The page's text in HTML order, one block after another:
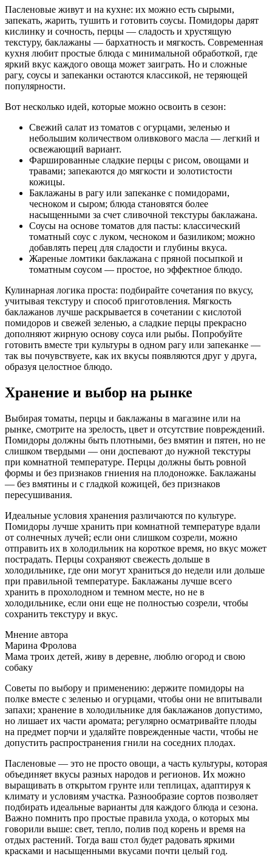
Пасленовые живут и на кухне: их можно есть сырыми,
запекать, жарить, тушить и готовить соусы. Помидоры дарят
кислинку и сочность, перцы — сладость и хрустящую
текстуру, баклажаны — бархатность и мягкость. Современная
кухня любит простые блюда с минимальной обработкой, где
яркий вкус каждого овоща может заиграть. Но и сложные
рагу, соусы и запеканки остаются классикой, не теряющей
популярности.
Вот несколько идей, которые можно освоить в сезон:
Свежий салат из томатов с огурцами, зеленью и
небольшим количеством оливкового масла — легкий и
освежающий вариант.
Фаршированные сладкие перцы с рисом, овощами и
травами; запекаются до мягкости и золотистости
кожицы.
Баклажаны в рагу или запеканке с помидорами,
чесноком и сыром; блюда становятся более
насыщенными за счет сливочной текстуры баклажана.
Соусы на основе томатов для пасты: классический
томатный соус с луком, чесноком и базиликом; можно
добавлять перец для сладости и глубины вкуса.
Жареные ломтики баклажана с пряной посыпкой и
томатным соусом — простое, но эффектное блюдо.
Кулинарная логика проста: подбирайте сочетания по вкусу,
учитывая текстуру и способ приготовления. Мягкость
баклажанов лучше раскрывается в сочетании с кислотой
помидоров и свежей зеленью, а сладкие перцы прекрасно
дополняют жирную основу соуса или рыбы. Попробуйте
готовить вместе три культуры в одном рагу или запеканке —
так вы почувствуете, как их вкусы появляются друг у друга,
образуя целостное блюдо.
Хранение и выбор на рынке
Выбирая томаты, перцы и баклажаны в магазине или на
рынке, смотрите на зрелость, цвет и отсутствие повреждений.
Помидоры должны быть плотными, без вмятин и пятен, но не
слишком твердыми — они доспевают до нужной текстуры
при комнатной температуре. Перцы должны быть ровной
формы и без признаков гниения на плодоножке. Баклажаны
— без вмятины и с гладкой кожицей, без признаков
пересушивания.
Идеальные условия хранения различаются по культуре.
Помидоры лучше хранить при комнатной температуре вдали
от солнечных лучей; если они слишком созрели, можно
отправить их в холодильник на короткое время, но вкус может
пострадать. Перцы сохраняют свежесть дольше в
холодильнике, где они могут храниться до недели или дольше
при правильной температуре. Баклажаны лучше всего
хранить в прохолодном и темном месте, но не в
холодильнике, если они еще не полностью созрели, чтобы
сохранить текстуру и вкус.
Мнение автора
Марина Фролова
Мама троих детей, живу в деревне, люблю огород и свою
собаку
Советы по выбору и применению: держите помидоры на
полке вместе с зеленью и огурцами, чтобы они не впитывали
запахи; хранение в холодильнике для баклажанов допустимо,
но лишает их части аромата; регулярно осматривайте плоды
на предмет порчи и удаляйте поврежденные части, чтобы не
допустить распространения гнили на соседних плодах.
Пасленовые — это не просто овощи, а часть культуры, которая
объединяет вкусы разных народов и регионов. Их можно
выращивать в открытом грунте или теплицах, адаптируя к
климату и условиям участка. Разнообразие сортов позволяет
подбирать идеальные варианты для каждого блюда и сезона.
Важно помнить про простые правила ухода, о которых мы
говорили выше: свет, тепло, полив под корень и время на
отдых растений. Тогда ваш стол будет радовать яркими
красками и насыщенными вкусами почти целый год.